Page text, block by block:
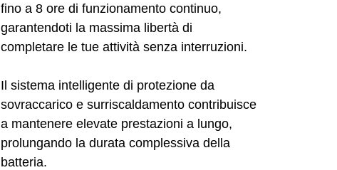
fino a 8 ore di funzionamento continuo,
garantendoti la massima libertà di
completare le tue attività senza interruzioni.
Il sistema intelligente di protezione da
sovraccarico e surriscaldamento contribuisce
a mantenere elevate prestazioni a lungo,
prolungando la durata complessiva della
batteria.